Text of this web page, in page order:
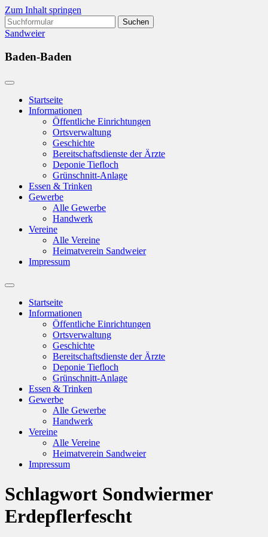
Zum Inhalt springen
Suchen
nach:
Sandweier
Baden-Baden
Startseite
Informationen
Öffentliche Einrichtungen
Ortsverwaltung
Geschichte
Bereitschaftsdienste der Ärzte
Deponie Tiefloch
Grünschnitt-Anlage
Essen & Trinken
Gewerbe
Alle Gewerbe
Handwerk
Vereine
Alle Vereine
Heimatverein Sandweier
Impressum
Suchfeld
ein-/ausblenden
Startseite
Informationen
Öffentliche Einrichtungen
Ortsverwaltung
Geschichte
Bereitschaftsdienste der Ärzte
Deponie Tiefloch
Grünschnitt-Anlage
Essen & Trinken
Gewerbe
Alle Gewerbe
Handwerk
Vereine
Alle Vereine
Heimatverein Sandweier
Impressum
Schlagwort Sondwiermer
Erdepflerfescht